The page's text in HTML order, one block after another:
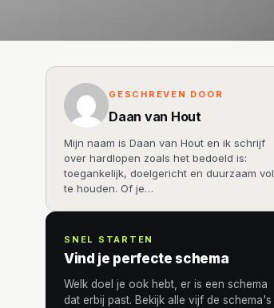
GESCHREVEN DOOR
Daan van Hout
Mijn naam is Daan van Hout en ik schrijf
over hardlopen zoals het bedoeld is:
toegankelijk, doelgericht en duurzaam vol
te houden. Of je…
SNEL STARTEN
Vind je perfecte schema
Welk doel je ook hebt, er is een schema
dat erbij past. Bekijk alle vijf de schema's